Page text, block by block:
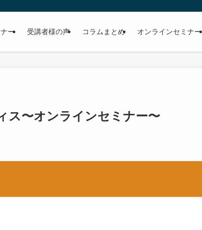
ー 受講者様の声 コラムまとめ オンラインセミナー
ス〜オンラインセミナー〜